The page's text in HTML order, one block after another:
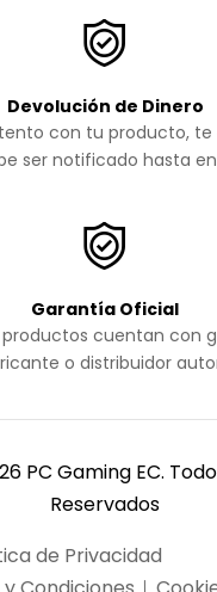
Devolución de Dinero
con tu producto, te
ser notificado hasta
Garantía Oficial
productos cuentan con
o distribuidor
PC Gaming EC.
Reservados
de Privacidad